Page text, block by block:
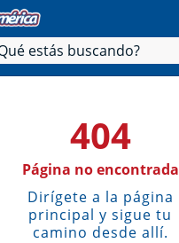
404
Página no encontrada
Dirígete a la página
principal y sigue tu
camino desde allí.